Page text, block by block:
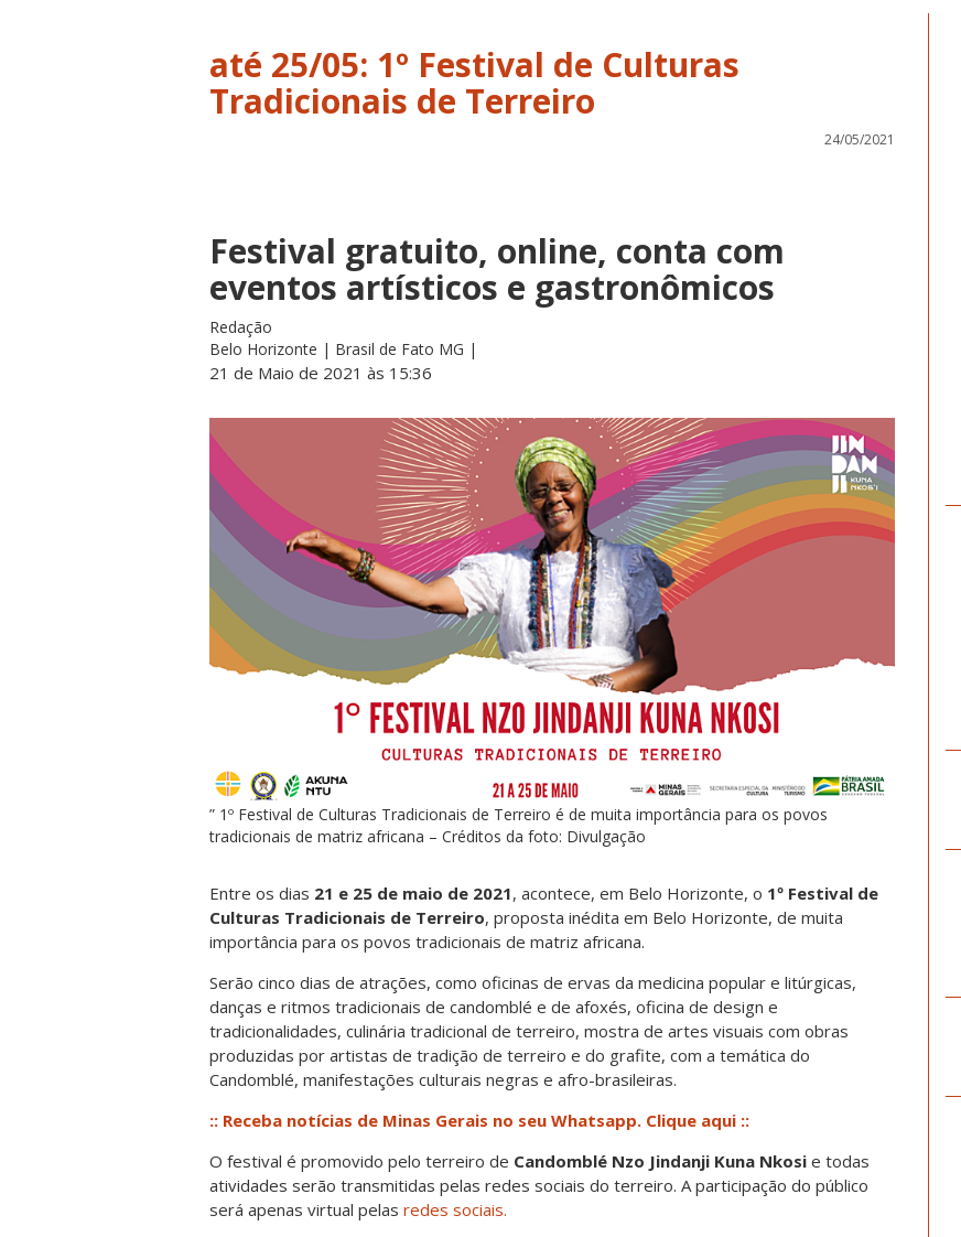
até 25/05: 1º Festival de Culturas
Tradicionais de Terreiro
24/05/2021
Festival gratuito, online, conta com
eventos artísticos e gastronômicos
Redação
Belo Horizonte | Brasil de Fato MG |
21 de Maio de 2021 às 15:36
” 1º Festival de Culturas Tradicionais de Terreiro é de muita importância para os povos
tradicionais de matriz africana – Créditos da foto: Divulgação
Entre os dias 21 e 25 de maio de 2021, acontece, em Belo Horizonte, o 1º Festival de
Culturas Tradicionais de Terreiro, proposta inédita em Belo Horizonte, de muita
importância para os povos tradicionais de matriz africana.
Serão cinco dias de atrações, como oficinas de ervas da medicina popular e litúrgicas,
danças e ritmos tradicionais de candomblé e de afoxés, oficina de design e
tradicionalidades, culinária tradicional de terreiro, mostra de artes visuais com obras
produzidas por artistas de tradição de terreiro e do grafite, com a temática do
Candomblé, manifestações culturais negras e afro-brasileiras.
:: Receba notícias de Minas Gerais no seu Whatsapp. Clique aqui ::
O festival é promovido pelo terreiro de Candomblé Nzo Jindanji Kuna Nkosi e todas
atividades serão transmitidas pelas redes sociais do terreiro. A participação do público
será apenas virtual pelas redes sociais.